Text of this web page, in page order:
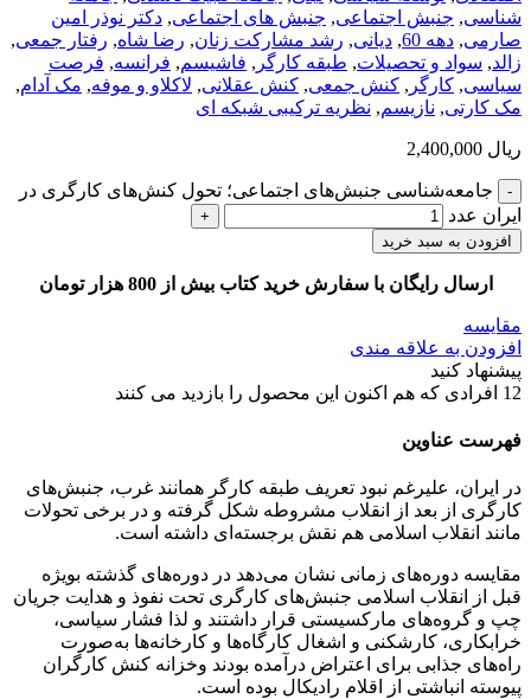
شناسی, جنبش اجتماعی, جنبش های اجتماعی, دکتر نوذر امین
صارمی, دهه 60 , دیانی, رشد مشارکت زنان, رضا شاه, رفتار جمعی,
زالد, سواد و تحصیلات, طبقه کارگر , فاشیسم, فرانسه, فرصت
سیاسی, کارگر , کنش جمعی, کنش عقلانی, لاکلاو و موفه, مک آدام,
مک کارتی, نازیسم, نظریه ترکیبی شبکه ای
ریال
جامعه‌شناسی جنبش‌های اجتماعی؛ تحول کنش‌های کارگری در
ایران عدد
افزودن به سبد خرید
ارسال رایگان با سفارش خرید کتاب بیش از 800 هزار تومان
مقایسه
افزودن به علاقه مندی
پیشنهاد کنید
12 افرادی که هم اکنون این محصول را بازدید می کنند
فهرست عناوین
در ایران، علیرغم نبود تعریف طبقه کارگر همانند غرب، جنبش‌های
کارگری از بعد از انقلاب مشروطه شکل گرفته و در برخی تحولات
مانند انقلاب اسلامی هم نقش برجسته‌ای داشته است.
مقایسه دوره‌های زمانی نشان می‌دهد در دوره‌های گذشته بویژه
قبل از انقلاب اسلامی جنبش‌های کارگری تحت نفوذ و هدایت جریان
چپ و گروه‌های مارکسیستی قرار داشتند و لذا ‌فشار سیاسی،
خرابکاری، کارشکنی و اشغال کارگاه‌ها و کارخانه‌ها به‌صورت
راه‌های جذابی برای اعتراض درآمده بودند وخزانه کنش کارگران
پیوسته انباشتی از اقلام رادیکال بوده است.